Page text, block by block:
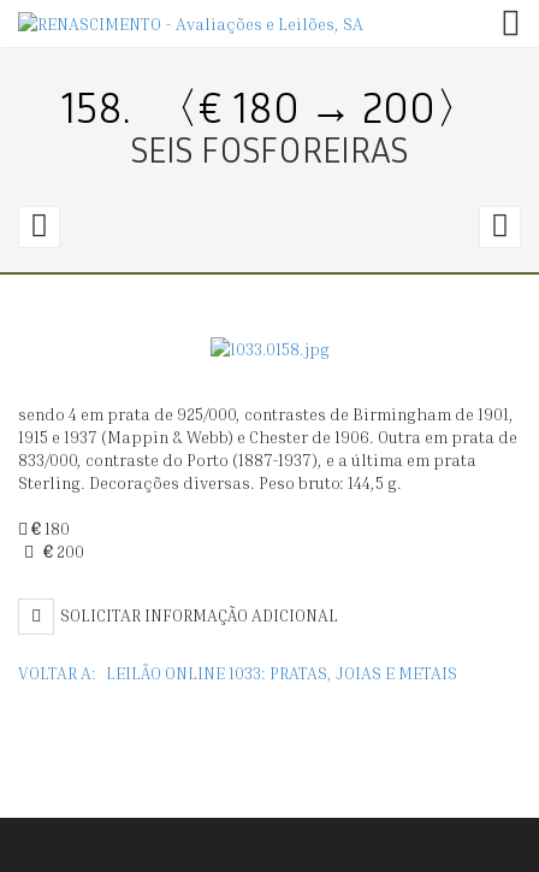
158. 〈€ 180 → 200〉
SEIS FOSFOREIRAS
〈€
SEIS
COLHERES
DE
CHÁ
sendo 4 em prata de 925/000, contrastes de Birmingham de 1901,
1915 e 1937 (Mappin & Webb) e Chester de 1906. Outra em prata de
833/000, contraste do Porto (1887-1937), e a última em prata
Sterling. Decorações diversas. Peso bruto: 144,5 g.
€180
€ 200
SOLICITAR INFORMAÇÃO ADICIONAL
VOLTAR A: LEILÃO ONLINE 1033: PRATAS, JOIAS E METAIS